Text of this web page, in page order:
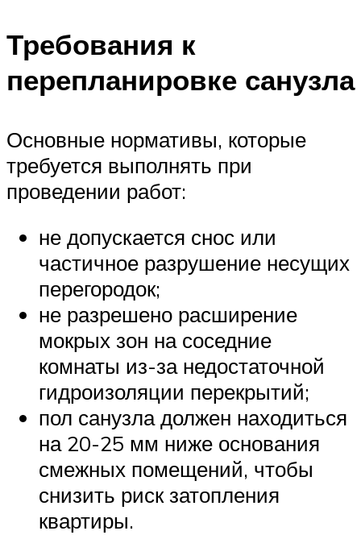
Требования к
перепланировке санузла
Основные нормативы, которые
требуется выполнять при
проведении работ:
не допускается снос или
частичное разрушение несущих
перегородок;
не разрешено расширение
мокрых зон на соседние
комнаты из-за недостаточной
гидроизоляции перекрытий;
пол санузла должен находиться
на 20-25 мм ниже основания
смежных помещений, чтобы
снизить риск затопления
квартиры.